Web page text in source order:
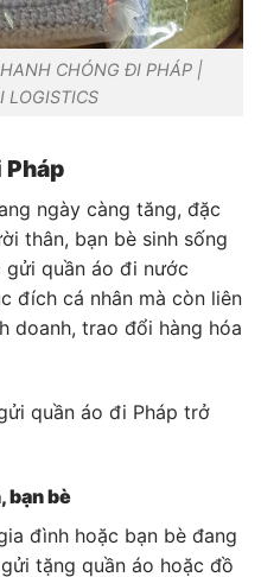
CHÓNG ĐI PHÁP |
LOGISTICS
Pháp
ngày càng tăng, đặc
thân, bạn bè sinh sống
gửi quần áo đi nước
đích cá nhân mà còn liên
doanh, trao đổi hàng hóa
quần áo đi Pháp trở
bạn bè
đình hoặc bạn bè đang
tặng quần áo hoặc đồ